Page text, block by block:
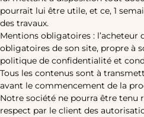
pourrait lui être utile, et ce, 1
des travaux.
Mentions obligatoires :
obligatoires de son site, propre à
politique de confidentialité et
Tous les contenus sont à
avant le commencement de la
Notre société ne pourra être tenu
respect par le client des